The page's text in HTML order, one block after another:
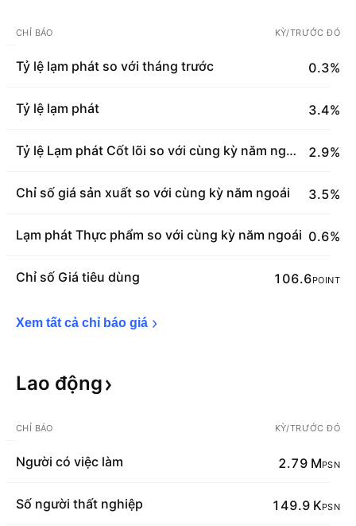
CHỈ BÁO KỲ/TRƯỚC ĐÓ
Tỷ lệ lạm phát so với tháng trước 0.3%
Tỷ lệ lạm phát 3.4%
Tỷ lệ Lạm phát Cốt lõi so với cùng kỳ năm ngoái 2.9%
Chỉ số giá sản xuất so với cùng kỳ năm ngoái 3.5%
Lạm phát Thực phẩm so với cùng kỳ năm ngoái 0.6%
Chỉ số Giá tiêu dùng 106.6POINT
Xem tất cả chỉ báo giá
Lao động
CHỈ BÁO KỲ/TRƯỚC ĐÓ
Người có việc làm 2.79 MPSN
Số người thất nghiệp 149.9 KPSN